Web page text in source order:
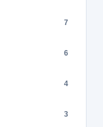
7
6
4
3